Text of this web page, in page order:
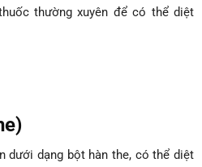
thường xuyên để có thể diệt
dưới dạng bột hàn the, có thể diệt